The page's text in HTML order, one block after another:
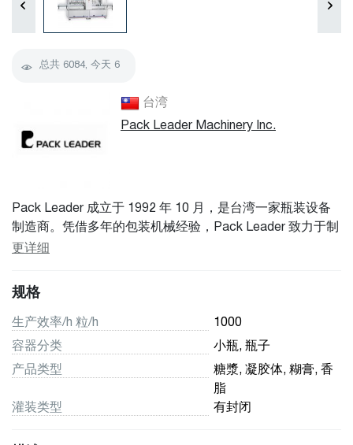
总共 6084, 今天 6
台湾
Pack Leader Machinery Inc.
Pack Leader 成立于 1992 年 10 月，是台湾一家瓶装设备
制造商。凭借多年的包装机械经验，Pack Leader 致力于制
造更高品质的灌装、封盖、封口和贴标系统。Pack Leader
的全球影响力。
更详细
规格
生产效率/h 粒/h 1000
容器分类 小瓶, 瓶子
产品类型
糖漿, 凝胶体, 糊膏, 香
脂
灌装类型
有封闭